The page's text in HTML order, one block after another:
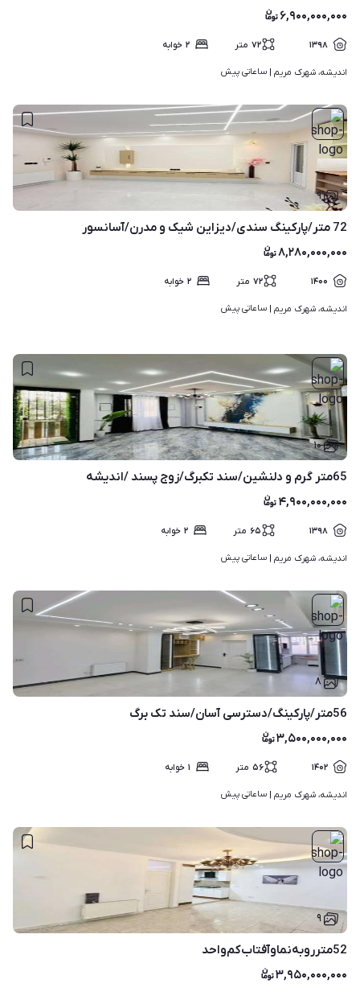
۶,۹۰۰,۰۰۰,۰۰۰
۱۳۹۸ ۷۲ متر ۲ خوابه
اندیشه، شهرک مریم | ساعاتی پیش
۹
72 متر/پارکینگ سندی/دیزاین شیک و مدرن/آسانسور
۸,۲۸۰,۰۰۰,۰۰۰
۱۴۰۰ ۷۲ متر ۲ خوابه
اندیشه، شهرک مریم | ساعاتی پیش
۱۰
65متر گرم و دلنشین/سند تکبرگ/زوج پسند /اندیشه
۴,۹۰۰,۰۰۰,۰۰۰
۱۳۹۸ ۶۵ متر ۲ خوابه
اندیشه، شهرک مریم | ساعاتی پیش
۸
56متر/پارکینگ/دسترسی آسان/سند تک برگ
۳,۵۰۰,۰۰۰,۰۰۰
۱۴۰۲ ۵۶ متر ۱ خوابه
اندیشه، شهرک مریم | ساعاتی پیش
۹
52متر‌روبه‌نماوآفتاب‌کم‌واحد
۳,۹۵۰,۰۰۰,۰۰۰